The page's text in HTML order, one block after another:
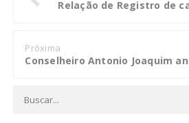
Próxima